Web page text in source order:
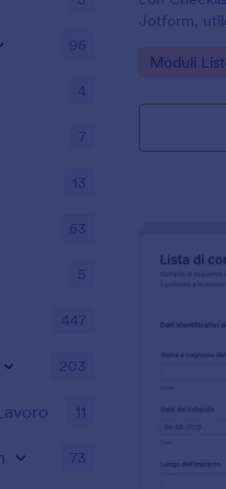
Jotform,
conservare
Go to
Moduli
96
4
7
13
63
5
447
203
11
73